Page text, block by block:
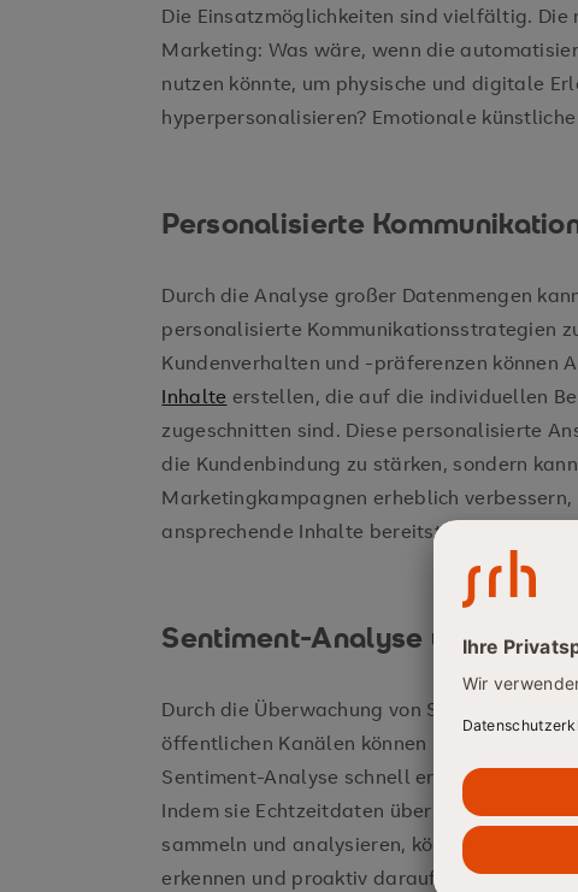
Die Einsatzmöglichkeiten sind vielfältig. Die
Marketing: Was wäre, wenn die
nutzen könnte, um physische und digitale
hyperpersonalisieren? Emotionale
Personalisierte
Durch die Analyse großer Datenmengen
personalisierte Kommunikationsstrategien
Kundenverhalten und -präferenzen können
Inhalte erstellen, die auf die individuellen
zugeschnitten sind. Diese personalisierte
die Kundenbindung zu stärken, sondern
Marketingkampagnen erheblich
ansprechende Inhalte bereitstellt.
Sentiment-Analyse und
Durch die Überwachung von Social-Media-
öffentlichen Kanälen können Unternehmen
Sentiment-Analyse schnell erkennen, wie
Indem sie Echtzeitdaten über öffentliche
sammeln und analysieren, können
erkennen und proaktiv darauf reagieren,